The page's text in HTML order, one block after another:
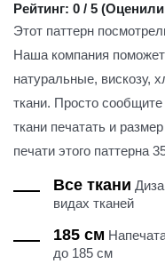
Рейтинг: 0 / 5 (
Этот паттерн
Наша компания поможет
натуральные, вискозу,
ткани. Просто
ткани печатать и
печати этого паттерна
Все ткани
видах тканей
185 см
до 185 см